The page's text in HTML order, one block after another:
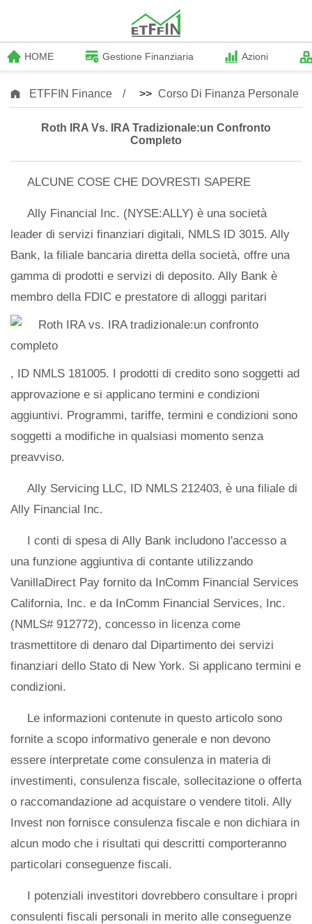
HOME Gestione Finanziaria Azioni
ETFFIN Finance >> Corso Di Finanza Personale
Roth IRA Vs. IRA Tradizionale:un Confronto
Completo
ALCUNE COSE CHE DOVRESTI SAPERE
Ally Financial Inc. (NYSE:ALLY) è una società
leader di servizi finanziari digitali, NMLS ID 3015. Ally
Bank, la filiale bancaria diretta della società, offre una
gamma di prodotti e servizi di deposito. Ally Bank è
membro della FDIC e prestatore di alloggi paritari
, ID NMLS 181005. I prodotti di credito sono soggetti ad
approvazione e si applicano termini e condizioni
aggiuntivi. Programmi, tariffe, termini e condizioni sono
soggetti a modifiche in qualsiasi momento senza
preavviso.
Ally Servicing LLC, ID NMLS 212403, è una filiale di
Ally Financial Inc.
I conti di spesa di Ally Bank includono l'accesso a
una funzione aggiuntiva di contante utilizzando
VanillaDirect Pay fornito da InComm Financial Services
California, Inc. e da InComm Financial Services, Inc.
(NMLS# 912772), concesso in licenza come
trasmettitore di denaro dal Dipartimento dei servizi
finanziari dello Stato di New York. Si applicano termini e
condizioni.
Le informazioni contenute in questo articolo sono
fornite a scopo informativo generale e non devono
essere interpretate come consulenza in materia di
investimenti, consulenza fiscale, sollecitazione o offerta
o raccomandazione ad acquistare o vendere titoli. Ally
Invest non fornisce consulenza fiscale e non dichiara in
alcun modo che i risultati qui descritti comporteranno
particolari conseguenze fiscali.
I potenziali investitori dovrebbero consultare i propri
consulenti fiscali personali in merito alle conseguenze